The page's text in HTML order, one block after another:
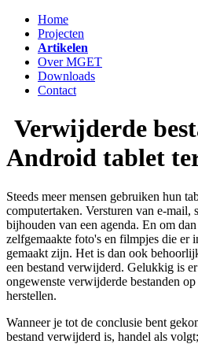
Home
Projecten
Artikelen
Over MGET
Downloads
Contact
Verwijderde
Android tablet
Steeds meer mensen gebruiken hun
computertaken. Versturen van e-mail,
bijhouden van een agenda. En om
zelfgemaakte foto's en filmpjes die er
gemaakt zijn. Het is dan ook
een bestand verwijderd. Gelukkig is
ongewenste verwijderde bestanden
herstellen.
Wanneer je tot de conclusie bent
bestand verwijderd is, handel als volgt;